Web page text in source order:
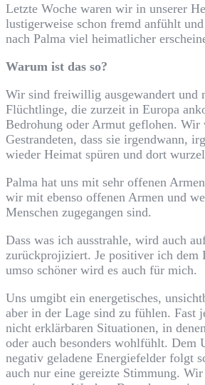
Letzte Woche waren wir in unserer
lustigerweise schon fremd anfühlt
nach Palma viel heimatlicher
Warum ist das so?
Wir sind freiwillig ausgewandert und
Flüchtlinge, die zurzeit in Europa
Bedrohung oder Armut geflohen. Wir
Gestrandeten, dass sie irgendwann,
wieder Heimat spüren und dort
Palma hat uns mit sehr offenen
wir mit ebenso offenen Armen und
Menschen zugegangen sind.
Dass was ich ausstrahle, wird auch
zurückprojiziert. Je positiver ich dem
umso schöner wird es auch für mich.
Uns umgibt ein energetisches,
aber in der Lage sind zu fühlen. Fast
nicht erklärbaren Situationen, in
oder auch besonders wohlfühlt. Dem
negativ geladene Energiefelder folgt
auch nur eine gereizte Stimmung.